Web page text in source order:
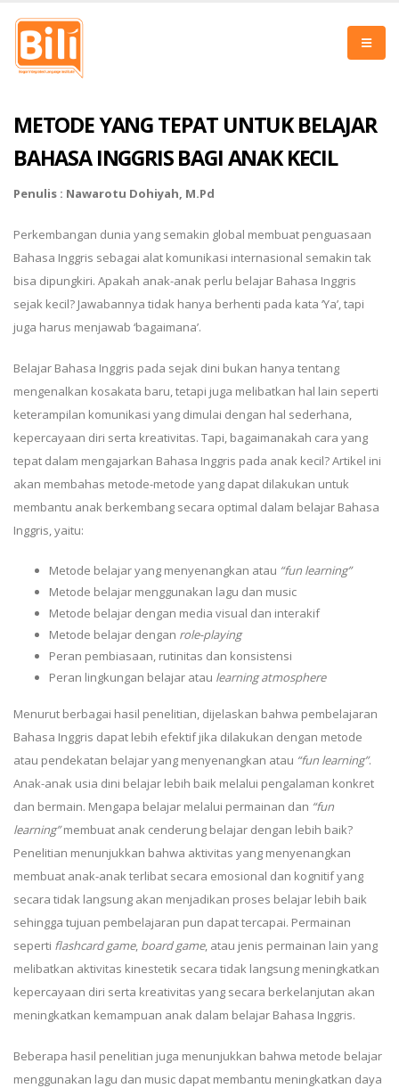
METODE YANG TEPAT UNTUK BELAJAR
BAHASA INGGRIS BAGI ANAK KECIL
Penulis : Nawarotu Dohiyah, M.Pd
Perkembangan dunia yang semakin global membuat penguasaan
Bahasa Inggris sebagai alat komunikasi internasional semakin tak
bisa dipungkiri. Apakah anak-anak perlu belajar Bahasa Inggris
sejak kecil? Jawabannya tidak hanya berhenti pada kata ‘Ya’, tapi
juga harus menjawab ‘bagaimana’.
Belajar Bahasa Inggris pada sejak dini bukan hanya tentang
mengenalkan kosakata baru, tetapi juga melibatkan hal lain seperti
keterampilan komunikasi yang dimulai dengan hal sederhana,
kepercayaan diri serta kreativitas. Tapi, bagaimanakah cara yang
tepat dalam mengajarkan Bahasa Inggris pada anak kecil? Artikel ini
akan membahas metode-metode yang dapat dilakukan untuk
membantu anak berkembang secara optimal dalam belajar Bahasa
Inggris, yaitu:
Metode belajar yang menyenangkan atau “fun learning”
Metode belajar menggunakan lagu dan music
Metode belajar dengan media visual dan interakif
Metode belajar dengan role-playing
Peran pembiasaan, rutinitas dan konsistensi
Peran lingkungan belajar atau learning atmosphere
Menurut berbagai hasil penelitian, dijelaskan bahwa pembelajaran
Bahasa Inggris dapat lebih efektif jika dilakukan dengan metode
atau pendekatan belajar yang menyenangkan atau “fun learning”.
Anak-anak usia dini belajar lebih baik melalui pengalaman konkret
dan bermain. Mengapa belajar melalui permainan dan “fun
learning”membuat anak cenderung belajar dengan lebih baik?
Penelitian menunjukkan bahwa aktivitas yang menyenangkan
membuat anak-anak terlibat secara emosional dan kognitif yang
secara tidak langsung akan menjadikan proses belajar lebih baik
sehingga tujuan pembelajaran pun dapat tercapai. Permainan
seperti flashcard game, board game, atau jenis permainan lain yang
melibatkan aktivitas kinestetik secara tidak langsung meningkatkan
kepercayaan diri serta kreativitas yang secara berkelanjutan akan
meningkatkan kemampuan anak dalam belajar Bahasa Inggris.
Beberapa hasil penelitian juga menunjukkan bahwa metode belajar
menggunakan lagu dan music dapat membantu meningkatkan daya